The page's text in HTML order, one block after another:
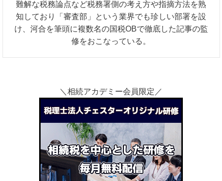
難解な税務論点など税務署側の考え方や指摘方法を熟
知しており「審査部」という業界でも珍しい部署を設
け、河合を筆頭に複数名の国税OBで徹底した記事の監
修をおこなっている。
＼相続アカデミー会員限定／